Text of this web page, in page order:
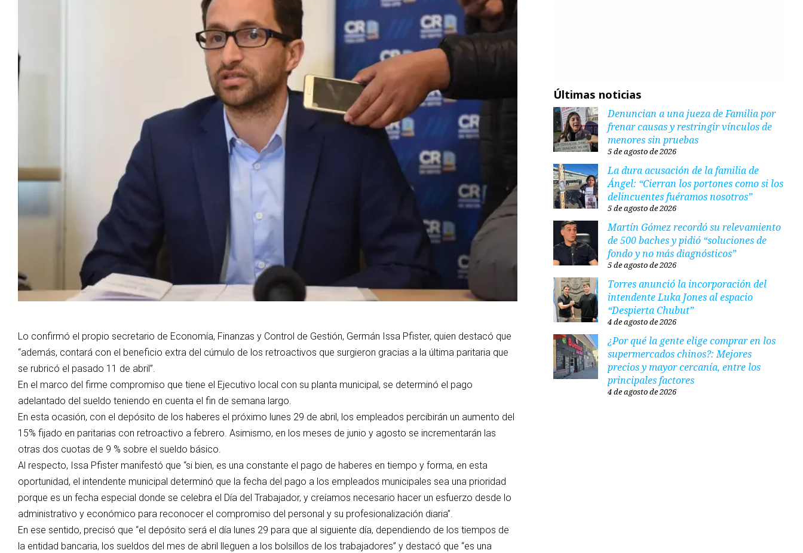
Lo confirmó el propio secretario de Economía, Finanzas y Control de Gestión, Germán Issa Pfister, quien destacó que
“además, contará con el beneficio extra del cúmulo de los retroactivos que surgieron gracias a la última paritaria que
se rubricó el pasado 11 de abril”.
En el marco del firme compromiso que tiene el Ejecutivo local con su planta municipal, se determinó el pago
adelantado del sueldo teniendo en cuenta el fin de semana largo.
En esta ocasión, con el depósito de los haberes el próximo lunes 29 de abril, los empleados percibirán un aumento del
15% fijado en paritarias con retroactivo a febrero. Asimismo, en los meses de junio y agosto se incrementarán las
otras dos cuotas de 9 % sobre el sueldo básico.
Al respecto, Issa Pfister manifestó que “si bien, es una constante el pago de haberes en tiempo y forma, en esta
oportunidad, el intendente municipal determinó que la fecha del pago a los empleados municipales sea una prioridad
porque es un fecha especial donde se celebra el Día del Trabajador, y creíamos necesario hacer un esfuerzo desde lo
administrativo y económico para reconocer el compromiso del personal y su profesionalización diaria”.
En ese sentido, precisó que “el depósito será el día lunes 29 para que al siguiente día, dependiendo de los tiempos de
la entidad bancaria, los sueldos del mes de abril lleguen a los bolsillos de los trabajadores” y destacó que “es una
Últimas noticias
Denuncian a una jueza de Familia por
frenar causas y restringir vínculos de
menores sin pruebas
5 de agosto de 2026
La dura acusación de la familia de
Ángel: “Cierran los portones como si los
delincuentes fuéramos nosotros”
5 de agosto de 2026
Martín Gómez recordó su relevamiento
de 500 baches y pidió “soluciones de
fondo y no más diagnósticos”
5 de agosto de 2026
Torres anunció la incorporación del
intendente Luka Jones al espacio
“Despierta Chubut”
4 de agosto de 2026
¿Por qué la gente elige comprar en los
supermercados chinos?: Mejores
precios y mayor cercanía, entre los
principales factores
4 de agosto de 2026